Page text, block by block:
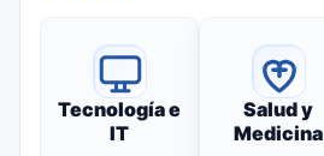
Tecnología e
IT
Salud y
Medicina